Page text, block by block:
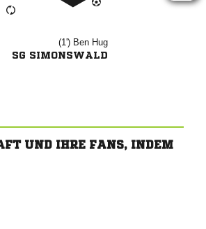
(1')  
SG SIMONSWALD
UND IHRE FANS, INDEM